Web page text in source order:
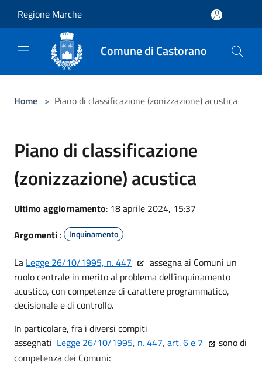
Regione Marche
Comune di Castorano
Home > Piano di classificazione (zonizzazione) acustica
Piano di classificazione
(zonizzazione) acustica
Ultimo aggiornamento: 18 aprile 2024, 15:37
Argomenti : Inquinamento
La Legge 26/10/1995, n. 447
assegna ai Comuni un
ruolo centrale in merito al problema dell’inquinamento
acustico, con competenze di carattere programmatico,
decisionale e di controllo.
In particolare, fra i diversi compiti
assegnati Legge 26/10/1995, n. 447, art. 6 e 7
sono di
competenza dei Comuni: